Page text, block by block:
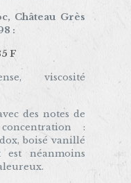
Château Grès
:
F
viscosité
des notes de
:
boisé vanillé
néanmoins